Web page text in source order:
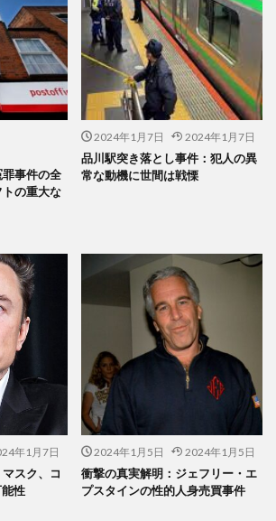
事件の全
の重大な
2024年1月7日 2024年1月7日
品川駅突き落とし事件：犯人の異
常な動機に世間は戦慄
年1月7日
スク、コ
性
2024年1月5日 2024年1月5日
衝撃の真実解明：ジェフリー・エ
プスタインの性的人身売買事件